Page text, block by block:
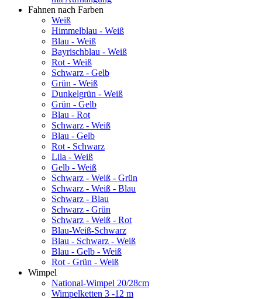
Fahnen nach Farben
Weiß
Himmelblau - Weiß
Blau - Weiß
Bayrischblau - Weiß
Rot - Weiß
Schwarz - Gelb
Grün - Weiß
Dunkelgrün - Weiß
Grün - Gelb
Blau - Rot
Schwarz - Weiß
Blau - Gelb
Rot - Schwarz
Lila - Weiß
Gelb - Weiß
Schwarz - Weiß - Grün
Schwarz - Weiß - Blau
Schwarz - Blau
Schwarz - Grün
Schwarz - Weiß - Rot
Blau-Weiß-Schwarz
Blau - Schwarz - Weiß
Blau - Gelb - Weiß
Rot - Grün - Weiß
Wimpel
National-Wimpel 20/28cm
Wimpelketten 3 -12 m